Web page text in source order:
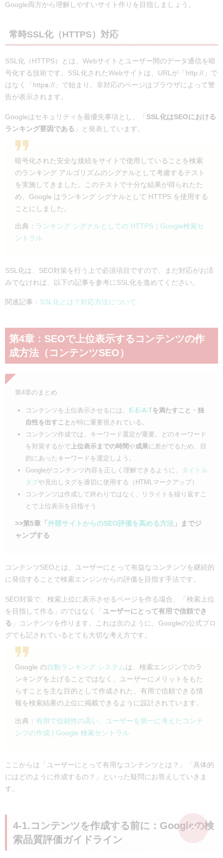
Google両方から理解しやすいサイト作りを目指しましょう。
常時SSL化（HTTPS）対応
SSL化（HTTPS）とは、Webサイトとユーザー間のデータ通信を暗
号化する技術です。SSL化されたWebサイトは、URLが「http://」で
はなく「https://」で始まり、非対応のページはブラウザによって警
告が表示されます。
Googleはセキュリティを最優先事項とし、「 SSL化はSEOにおける
ランキング要因である 」と発表しています。
暗号化された安全な接続をサイトで使用していることを検索
のランキング アルゴリズムのシグナルとして考慮するテスト
を実施してきました。このテストで十分な結果が得られたた
め、Google はランキング シグナルとして HTTPS を使用する
ことにしました。
出典： ランキング シグナルとしての HTTPS｜Google検索セ
ントラル
SSL化は、SEO対策を行う上で必須項目ですので、まだ対応がお済
みでなければ、以下の記事を参考にSSL化を進めてください。
関連記事： SSL化とは？対応方法について
第4章：SEOで上位表示するコンテンツの作
成方法（コンテンツSEO）
第4章のまとめ
コンテンツを上位表示させるには、 E-E-A-Tを満たすこと・独
自性を出すこと が特に重要視されている。
コンテンツ作成では、キーワード選定が重要。どのキーワード
を対策するかで上位表示までの時間や成果に差がでるため、目
的にあったキーワードを選定しよう。
Googleがコンテンツ内容を正しく理解できるように、
タイトル
タグや見出しタグを適切に使用する（HTMLマークアップ）
コンテンツは作成して終わりではなく、リライトを繰り返すこ
とで上位表示を目指そう
>>第5章「 外部サイトからのSEO評価を高める方法」までジ
ャンプする
コンテンツSEOとは、ユーザーにとって有益なコンテンツを継続的
に発信することで検索エンジンからの評価を目指す手法です。
SEO対策で、検索上位に表示させるページを作る場合、「検索上位
を目指して作る」のではなく「 ユーザーにとって有用で信頼でき
る 」コンテンツを作ります。これは次のように、Googleの公式ブロ
グでも記されているとても大切な考え方です。
Google の自動ランキング システムは、検索エンジンでのラ
ンキングを上げることではなく、ユーザーにメリットをもた
らすことを主な目的として作成された、有用で信頼できる情
報を検索結果の上位に掲載できるように設計されています。
出典： 有用で信頼性の高い、ユーザーを第一に考えたコンテ
ンツの作成 | Google 検索セントラル
ここからは「ユーザーにとって有用なコンテンツとは？」「具体的
にはどのように作成するの？」といった疑問にお答えしていきま
す。
4-1.コンテンツを作成する前に：Googleの検
索品質評価ガイドライン